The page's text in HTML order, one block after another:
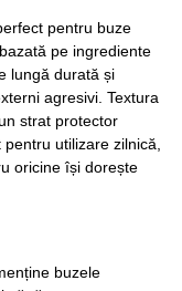
pentru buze
pe ingrediente
lungă durată și
agresivi. Textura
strat protector
utilizare zilnică,
oricine își dorește
buzele